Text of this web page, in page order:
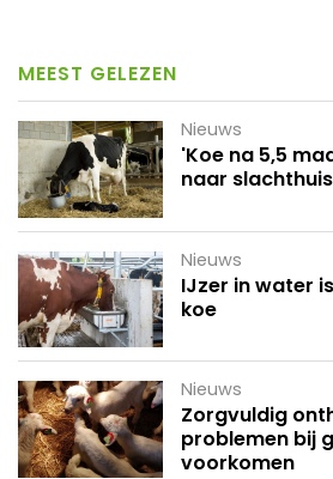
MEEST GELEZEN
Nieuws
'Koe na 5,5
naar
Nieuws
IJzer in water
koe
Nieuws
Zorgvuldig
problemen bij
voorkomen